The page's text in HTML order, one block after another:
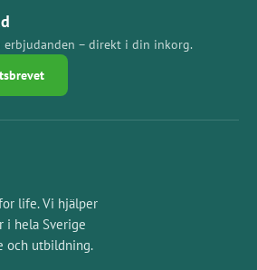
erbjudanden – direkt i din inkorg.
life. Vi hjälper
i hela Sverige
och utbildning.